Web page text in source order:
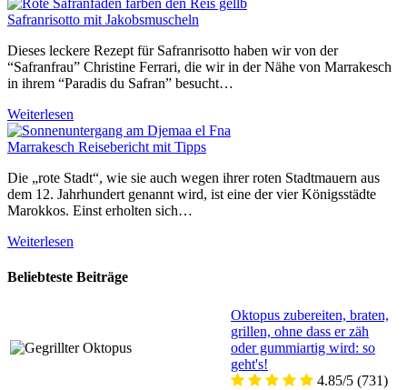
Safranrisotto mit Jakobsmuscheln
Dieses leckere Rezept für Safranrisotto haben wir von der
“Safranfrau” Christine Ferrari, die wir in der Nähe von Marrakesch
in ihrem “Paradis du Safran” besucht…
Weiterlesen
Marrakesch Reisebericht mit Tipps
Die „rote Stadt“, wie sie auch wegen ihrer roten Stadtmauern aus
dem 12. Jahrhundert genannt wird, ist eine der vier Königsstädte
Marokkos. Einst erholten sich…
Weiterlesen
Beliebteste Beiträge
Oktopus zubereiten, braten,
grillen, ohne dass er zäh
oder gummiartig wird: so
geht's!
4.85/5 (731)